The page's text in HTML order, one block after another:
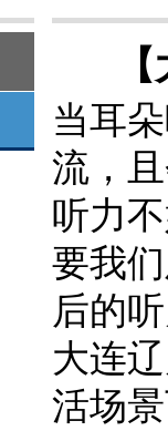
当耳
流，
听力
要我
后的
大连
活场